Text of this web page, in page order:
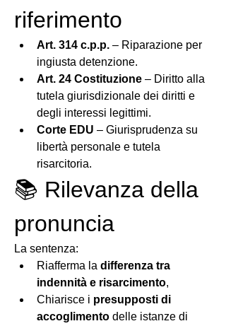
riferimento
Art. 314 c.p.p. – Riparazione per
ingiusta detenzione.
Art. 24 Costituzione – Diritto alla
tutela giurisdizionale dei diritti e
degli interessi legittimi.
Corte EDU – Giurisprudenza su
libertà personale e tutela
risarcitoria.
📚 Rilevanza della
pronuncia
La sentenza:
Riafferma la differenza tra
indennità e risarcimento,
Chiarisce i presupposti di
accoglimento delle istanze di